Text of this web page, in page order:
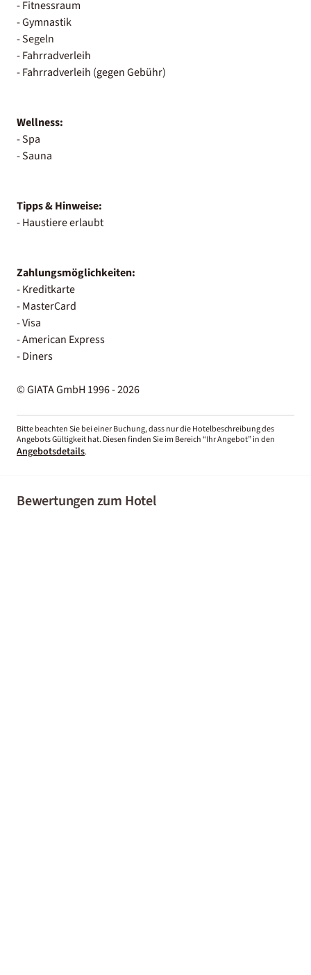
- Fitnessraum
- Gymnastik
- Segeln
- Fahrradverleih
- Fahrradverleih (gegen Gebühr)
Wellness:
- Spa
- Sauna
Tipps & Hinweise:
- Haustiere erlaubt
Zahlungsmöglichkeiten:
- Kreditkarte
- MasterCard
- Visa
- American Express
- Diners
© GIATA GmbH 1996 - 2026
Bitte beachten Sie bei einer Buchung, dass nur die Hotelbeschreibung des
Angebots Gültigkeit hat. Diesen finden Sie im Bereich “Ihr Angebot” in den
Angebotsdetails.
Bewertungen zum Hotel